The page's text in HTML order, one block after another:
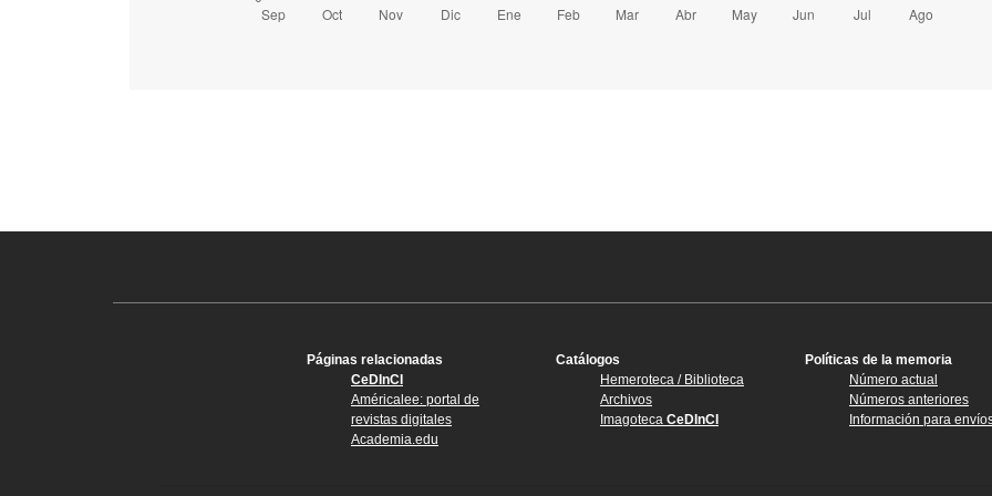
Páginas relacionadas
CeDInCI
Américalee: portal de
revistas digitales
Academia.edu
Catálogos
Hemeroteca / Biblioteca
Archivos
Imagoteca CeDInCI
Políticas de la memoria
Número actual
Números anteriores
Información para